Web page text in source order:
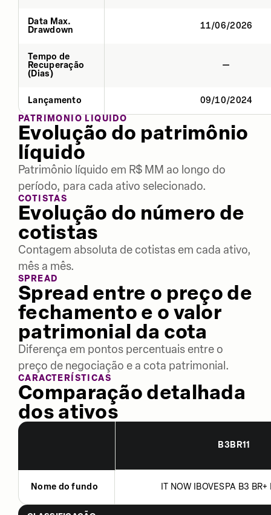
Data Max.
Drawdown
11/06/2026
Tempo de
Recuperação
(Dias)
—
Lançamento
09/10/2024
PATRIMÔNIO LÍQUIDO
Evolução do patrimônio
líquido
Patrimônio líquido em R$ MM ao longo do
período, para cada ativo selecionado.
COTISTAS
Evolução do número de
cotistas
Contagem absoluta de cotistas em cada ativo,
mês a mês.
SPREAD
Spread entre o preço de
fechamento e o valor
patrimonial da cota
Diferença em pontos percentuais entre o
preço de negociação e a cota patrimonial.
CARACTERÍSTICAS
Comparação detalhada
dos ativos
B3BR11
Nome do fundo IT NOW IBOVESPA B3